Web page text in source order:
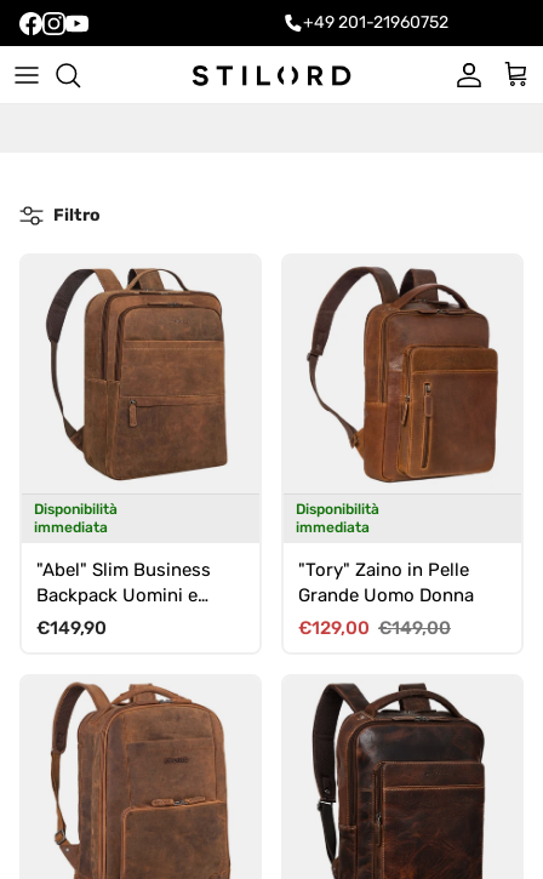
+49 201-21960752
Account
Filtro
Disponibilità
immediata
"Abel" Slim Business
Backpack Uomini e
donne
Prezzo normale
€149,90
Disponibilità
immediata
"Tory" Zaino in Pelle
Grande Uomo Donna
Prezzo di vendita
€129,00 Prezzo normale
€149,00